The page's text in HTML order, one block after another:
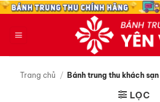
Bỏ
Trang chủ / Bánh trung thu khách
LỌC